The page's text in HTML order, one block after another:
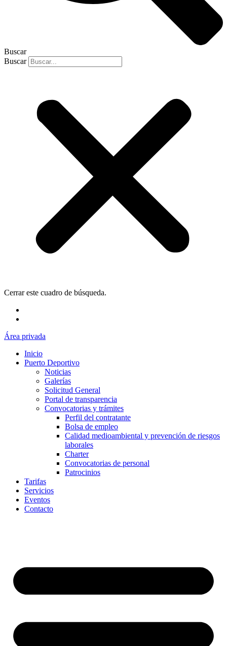
Buscar
Buscar
Cerrar este cuadro de búsqueda.
Área privada
Inicio
Puerto Deportivo
Noticias
Galerías
Solicitud General
Portal de transparencia
Convocatorias y trámites
Perfil del contratante
Bolsa de empleo
Calidad medioambiental y prevención de riesgos
laborales
Charter
Convocatorias de personal
Patrocinios
Tarifas
Servicios
Eventos
Contacto